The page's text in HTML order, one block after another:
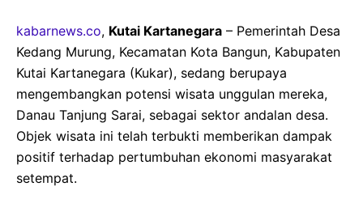
kabarnews.co, Kutai Kartanegara – Pemerintah Desa
Kedang Murung, Kecamatan Kota Bangun, Kabupaten
Kutai Kartanegara (Kukar), sedang berupaya
mengembangkan potensi wisata unggulan mereka,
Danau Tanjung Sarai, sebagai sektor andalan desa.
Objek wisata ini telah terbukti memberikan dampak
positif terhadap pertumbuhan ekonomi masyarakat
setempat.